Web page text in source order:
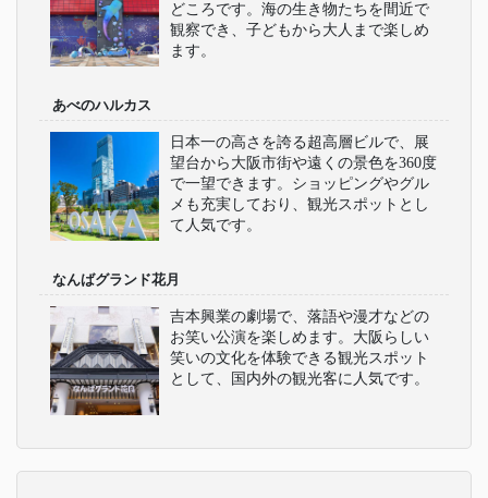
どころです。海の生き物たちを間近で
観察でき、子どもから大人まで楽しめ
ます。
あべのハルカス
日本一の高さを誇る超高層ビルで、展
望台から大阪市街や遠くの景色を360度
で一望できます。ショッピングやグル
メも充実しており、観光スポットとし
て人気です。
なんばグランド花月
吉本興業の劇場で、落語や漫才などの
お笑い公演を楽しめます。大阪らしい
笑いの文化を体験できる観光スポット
として、国内外の観光客に人気です。